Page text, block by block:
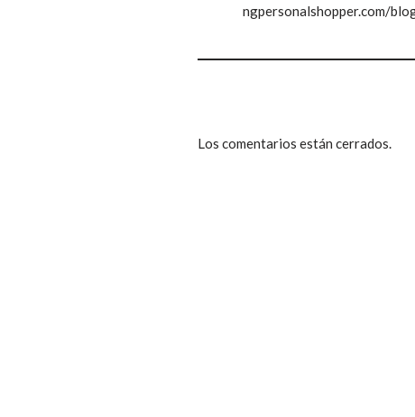
ngpersonalshopper.com/
Los comentarios están cerrados.